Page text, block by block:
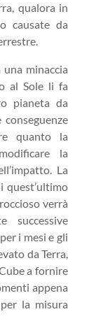
qualora in
causate da
minaccia
al Sole li fa
pianeta da
quanto la
la
La
quest’ultimo
verrà
successive
i mesi e gli
da Terra,
a fornire
appena
la misura